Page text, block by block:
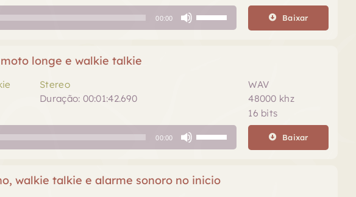
00:00
para
aumentar
ou
o
Baixar
longe e walkie talkie
Stereo
Duração: 00:01:42.690
WAV
48000 khz
16 bits
00:00
para
cima
Baixar
walkie talkie e alarme sonoro no inicio